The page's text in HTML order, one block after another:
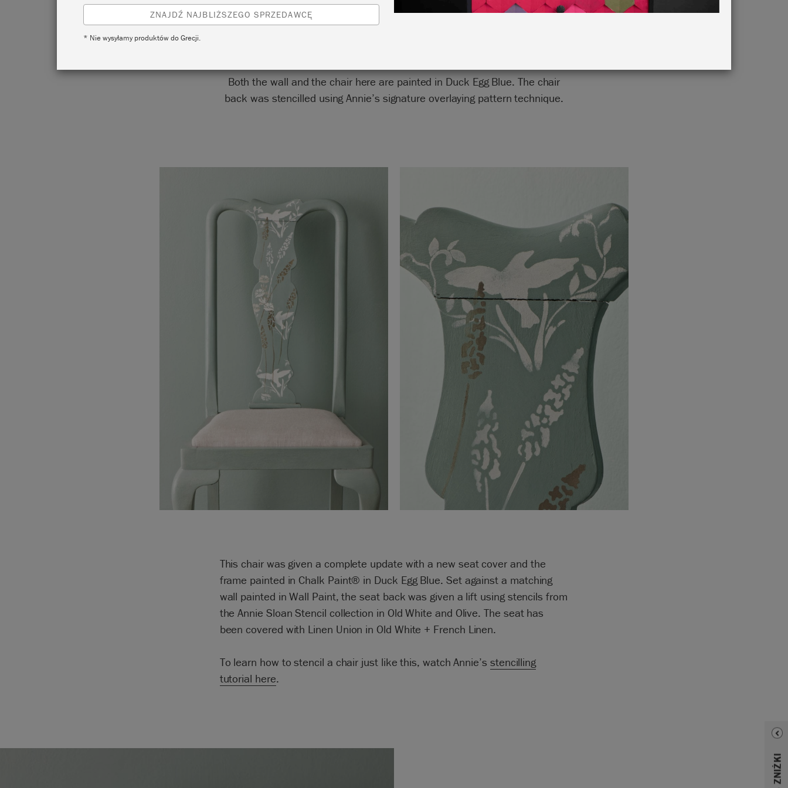
by Annie Sloan
Both the wall and the chair here are painted in Duck Egg Blue. The chair
back was stencilled using Annie’s signature overlaying pattern technique.
This chair was given a complete update with a new seat cover and the
frame painted in Chalk Paint® in Duck Egg Blue. Set against a matching
wall painted in Wall Paint, the seat back was given a lift using stencils from
the Annie Sloan Stencil collection in Old White and Olive. The seat has
been covered with Linen Union in Old White + French Linen.
To learn how to stencil a chair just like this, watch Annie’s stencilling
tutorial here.
ZNAJDŹ NAJBLIŻSZEGO SPRZEDAWCĘ
* Nie wysyłamy produktów do Grecji.